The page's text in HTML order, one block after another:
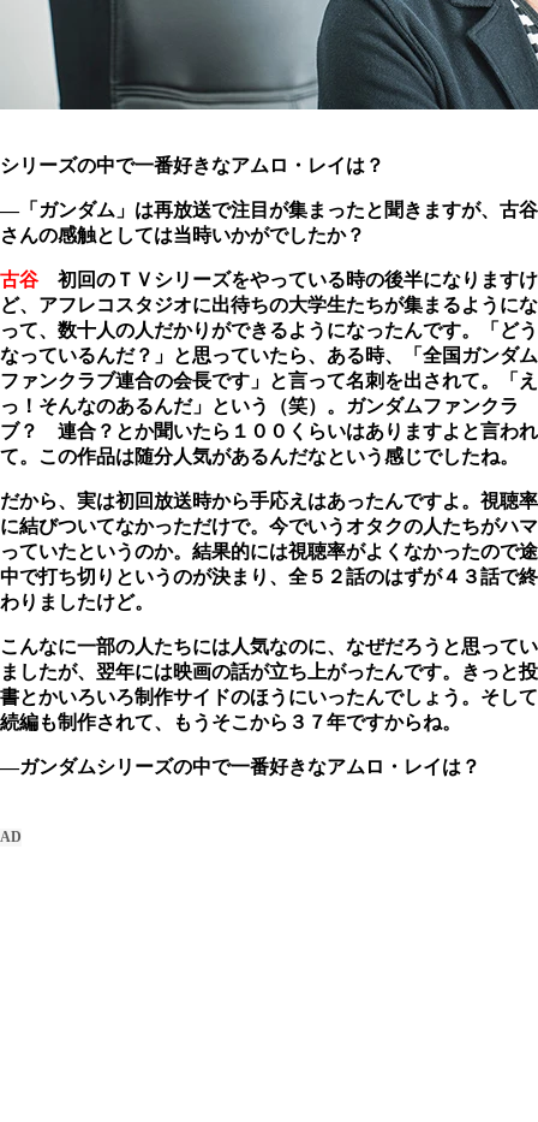
シリーズの中で一番好きなアムロ・レイは？
―「ガンダム」は再放送で注目が集まったと聞きますが、古谷
さんの感触としては当時いかがでしたか？
古谷 初回のＴＶシリーズをやっている時の後半になりますけ
ど、アフレコスタジオに出待ちの大学生たちが集まるようにな
って、数十人の人だかりができるようになったんです。「どう
なっているんだ？」と思っていたら、ある時、「全国ガンダム
ファンクラブ連合の会長です」と言って名刺を出されて。「え
っ！そんなのあるんだ」という（笑）。ガンダムファンクラ
ブ？ 連合？とか聞いたら１００くらいはありますよと言われ
て。この作品は随分人気があるんだなという感じでしたね。
だから、実は初回放送時から手応えはあったんですよ。視聴率
に結びついてなかっただけで。今でいうオタクの人たちがハマ
っていたというのか。結果的には視聴率がよくなかったので途
中で打ち切りというのが決まり、全５２話のはずが４３話で終
わりましたけど。
こんなに一部の人たちには人気なのに、なぜだろうと思ってい
ましたが、翌年には映画の話が立ち上がったんです。きっと投
書とかいろいろ制作サイドのほうにいったんでしょう。そして
続編も制作されて、もうそこから３７年ですからね。
―ガンダムシリーズの中で一番好きなアムロ・レイは？